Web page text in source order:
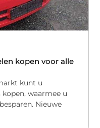
kopen voor alle
kunt u
waarmee u
Nieuwe